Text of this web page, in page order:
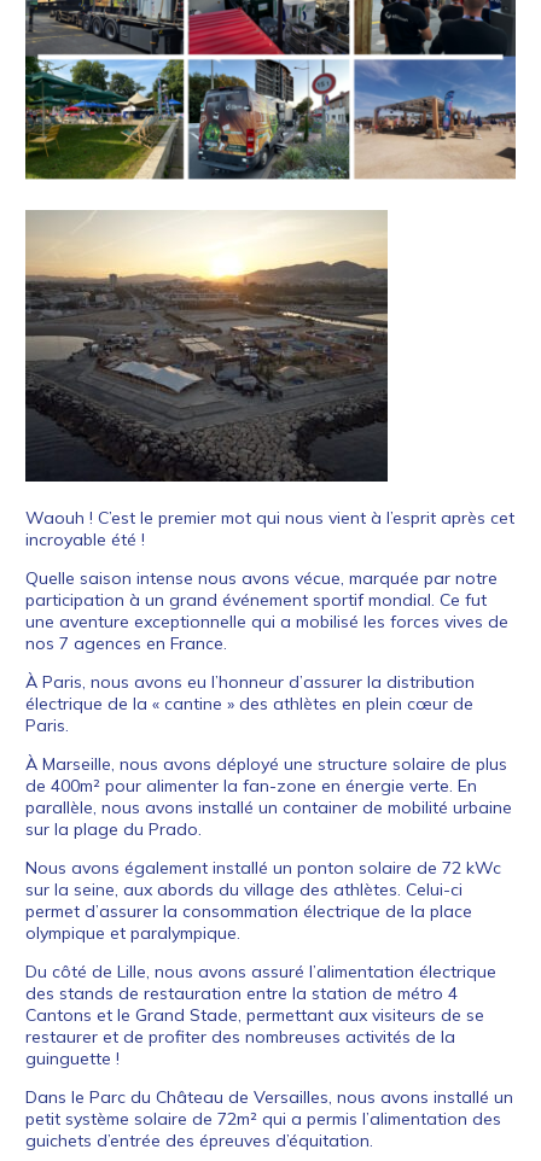
Waouh ! C’est le premier mot qui nous vient à l’esprit après cet
incroyable été !
Quelle saison intense nous avons vécue, marquée par notre
participation à un grand événement sportif mondial. Ce fut
une aventure exceptionnelle qui a mobilisé les forces vives de
nos 7 agences en France.
À Paris, nous avons eu l’honneur d’assurer la distribution
électrique de la « cantine » des athlètes en plein cœur de
Paris.
À Marseille, nous avons déployé une structure solaire de plus
de 400m² pour alimenter la fan-zone en énergie verte. En
parallèle, nous avons installé un container de mobilité urbaine
sur la plage du Prado.
Nous avons également installé un ponton solaire de 72 kWc
sur la seine, aux abords du village des athlètes. Celui-ci
permet d’assurer la consommation électrique de la place
olympique et paralympique.
Du côté de Lille, nous avons assuré l’alimentation électrique
des stands de restauration entre la station de métro 4
Cantons et le Grand Stade, permettant aux visiteurs de se
restaurer et de profiter des nombreuses activités de la
guinguette !
Dans le Parc du Château de Versailles, nous avons installé un
petit système solaire de 72m² qui a permis l’alimentation des
guichets d’entrée des épreuves d’équitation.